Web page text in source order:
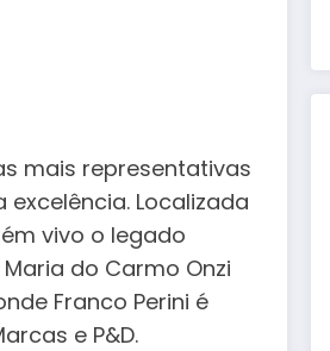
mais representativas
Localizada
vivo o legado
do Carmo Onzi
Franco Perini é
e P&D.